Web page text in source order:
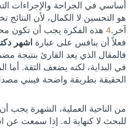
أساسي في الجراحة والإجراءات
هو التحسين لا الكمال، لأن
آخر.4 هذه الفكرة يجب أن تكون
فعلاً أن ينافس على عبارة اشهر
فالمقال الذي يعد القارئ بنتيجة
في البداية، لكنه يضعف الثقة. أما
الحقيقة بطريقة واضحة فيبني
من الناحية العملية، الشهرة يجب
للبحث لا كنهاية له. إذا سمعت عن